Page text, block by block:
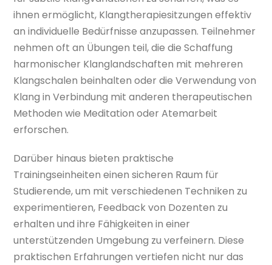
ihnen ermöglicht, Klangtherapiesitzungen effektiv
an individuelle Bedürfnisse anzupassen. Teilnehmer
nehmen oft an Übungen teil, die die Schaffung
harmonischer Klanglandschaften mit mehreren
Klangschalen beinhalten oder die Verwendung von
Klang in Verbindung mit anderen therapeutischen
Methoden wie Meditation oder Atemarbeit
erforschen.
Darüber hinaus bieten praktische
Trainingseinheiten einen sicheren Raum für
Studierende, um mit verschiedenen Techniken zu
experimentieren, Feedback von Dozenten zu
erhalten und ihre Fähigkeiten in einer
unterstützenden Umgebung zu verfeinern. Diese
praktischen Erfahrungen vertiefen nicht nur das